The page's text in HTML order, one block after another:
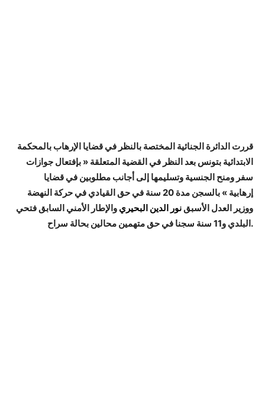
قررت الدائرة الجنائية المختصة بالنظر في قضايا الإرهاب بالمحكمة
الابتدائية بتونس بعد النظر في القضية المتعلقة « بإفتعال جوازات
سفر ومنح الجنسية وتسليمها إلى أجانب مطلوبين في قضايا
إرهابية » بالسجن مدة 20 سنة في حق القيادي في حركة النهضة
ووزير العدل الأسبق نور الدين البحيري والإطار الأمني السابق فتحي
البلدي و11 سنة سجنا في حق متهمين محالين بحالة سراح.